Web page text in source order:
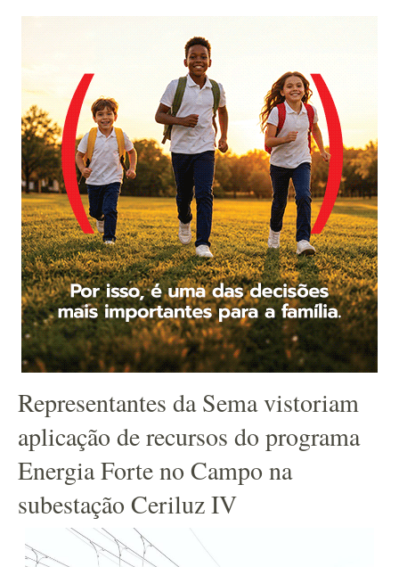
Representantes da Sema vistoriam
aplicação de recursos do programa
Energia Forte no Campo na
subestação Ceriluz IV